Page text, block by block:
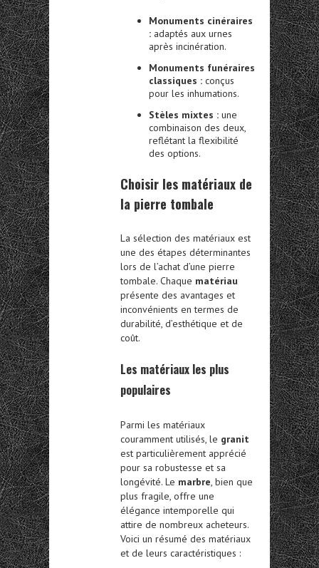
Monuments cinéraires
: adaptés aux urnes
après incinération.
Monuments funéraires
classiques : conçus
pour les inhumations.
Stèles mixtes : une
combinaison des deux,
reflétant la flexibilité
des options.
Choisir les matériaux de
la pierre tombale
La sélection des matériaux est
une des étapes déterminantes
lors de l’achat d’une pierre
tombale. Chaque matériau
présente des avantages et
inconvénients en termes de
durabilité, d’esthétique et de
coût.
Les matériaux les plus
populaires
Parmi les matériaux
couramment utilisés, le granit
est particulièrement apprécié
pour sa robustesse et sa
longévité. Le marbre , bien que
plus fragile, offre une
élégance intemporelle qui
attire de nombreux acheteurs.
Voici un résumé des matériaux
et de leurs caractéristiques :